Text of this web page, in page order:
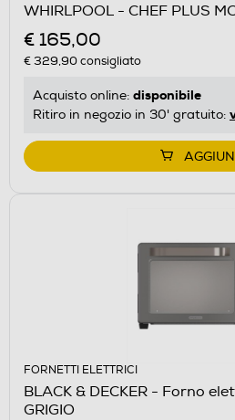
WHIRLPOOL - CHEF PLUS
€ 165,00
€ 329,90consigliato
Acquisto online: disponibile
Ritiro in negozio in 30' gratuito:
FORNETTI ELETTRICI
BLACK & DECKER - Forno
GRIGIO